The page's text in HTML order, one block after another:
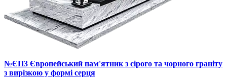
№ЄП3 Європейський пам'ятник з сірого та чорного граніту
з вирізкою у формі серця